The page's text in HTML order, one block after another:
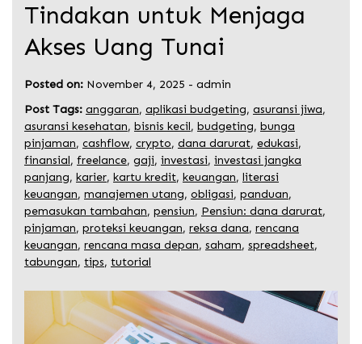
Tindakan untuk Menjaga
Akses Uang Tunai
Posted on: November 4, 2025 - admin
Post Tags: anggaran, aplikasi budgeting, asuransi jiwa,
asuransi kesehatan, bisnis kecil, budgeting, bunga
pinjaman, cashflow, crypto, dana darurat, edukasi,
finansial, freelance, gaji, investasi, investasi jangka
panjang, karier, kartu kredit, keuangan, literasi
keuangan, manajemen utang, obligasi, panduan,
pemasukan tambahan, pensiun, Pensiun: dana darurat,
pinjaman, proteksi keuangan, reksa dana, rencana
keuangan, rencana masa depan, saham, spreadsheet,
tabungan, tips, tutorial